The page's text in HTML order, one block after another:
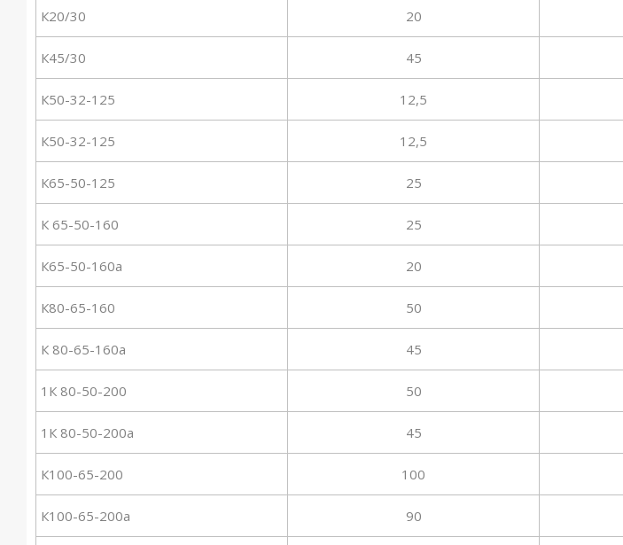
К20/30 20
К45/30 45
К50-32-125 12,5
К50-32-125 12,5
К65-50-125 25
К 65-50-160 25
К65-50-160а 20
К80-65-160 50
К 80-65-160а 45
1К 80-50-200 50
1К 80-50-200а 45
К100-65-200 100
К100-65-200а 90